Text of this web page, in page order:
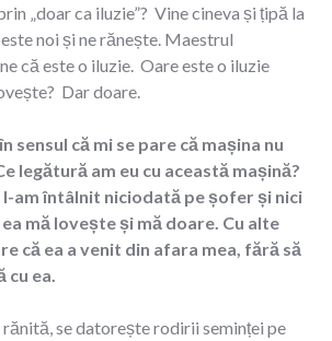
„doar ca iluzie”? Vine cineva și țipă la
noi și ne rănește. Maestrul
că este o iluzie. Oare este o iluzie
Dar doare.
sensul că mi se pare că mașina nu
legătură am eu cu această mașină?
l-am întâlnit niciodată pe șofer și nici
mă lovește și mă doare. Cu alte
că ea a venit din afara mea, fără să
cu ea.
se datorește rodirii seminței pe